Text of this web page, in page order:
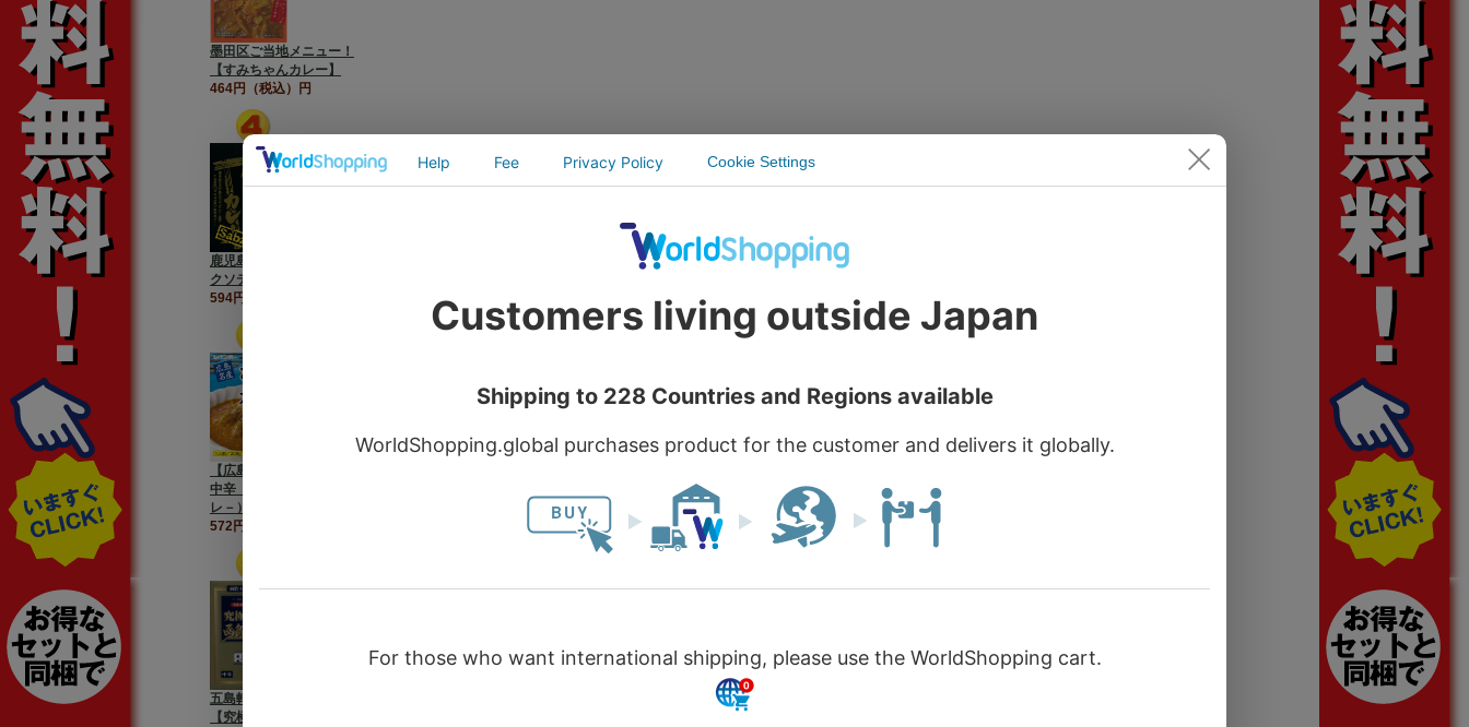
墨田区ご当地メニュー！
【すみちゃんカレー】
464円（税込）円
鹿児島県産黒豚【黒豚ポー
クソテーカレー】Sabzi
594円（税込）円
【広島名産 かきカレー】
中辛（牡蠣カレー/カキカ
レ－）
572円（税込）円
五島軒 究極の味シリーズ
【究極の函館カレー】中辛